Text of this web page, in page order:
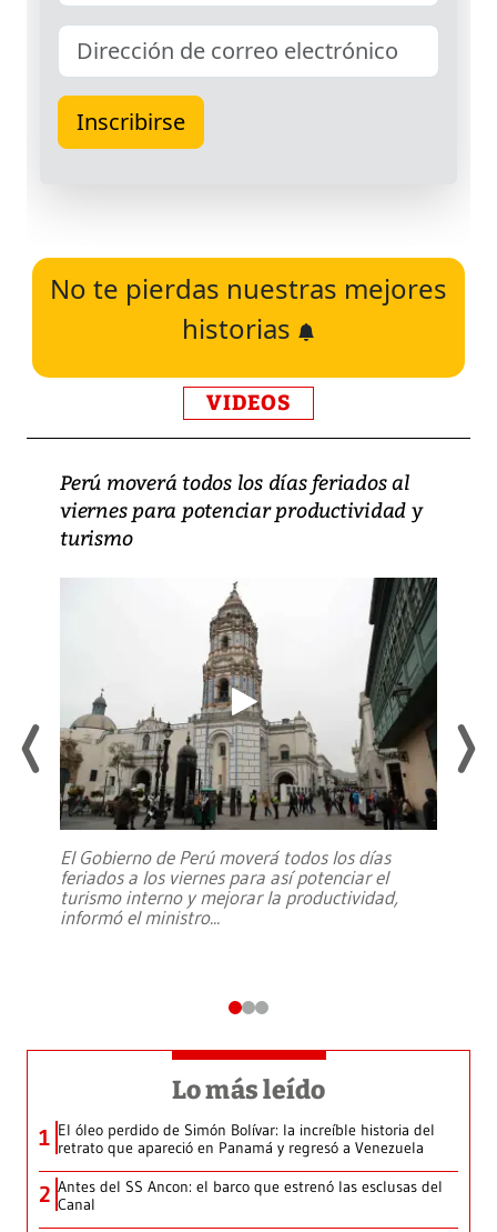
No te pierdas nuestras mejores
historias
VIDEOS
Perú moverá todos los días feriados al
viernes para potenciar productividad y
turismo
El Gobierno de Perú moverá todos los días
feriados a los viernes para así potenciar el
turismo interno y mejorar la productividad,
informó el ministro...
Lo más leído
1 El óleo perdido de Simón Bolívar: la increíble historia del
retrato que apareció en Panamá y regresó a Venezuela
2 Antes del SS Ancon: el barco que estrenó las esclusas del
Canal